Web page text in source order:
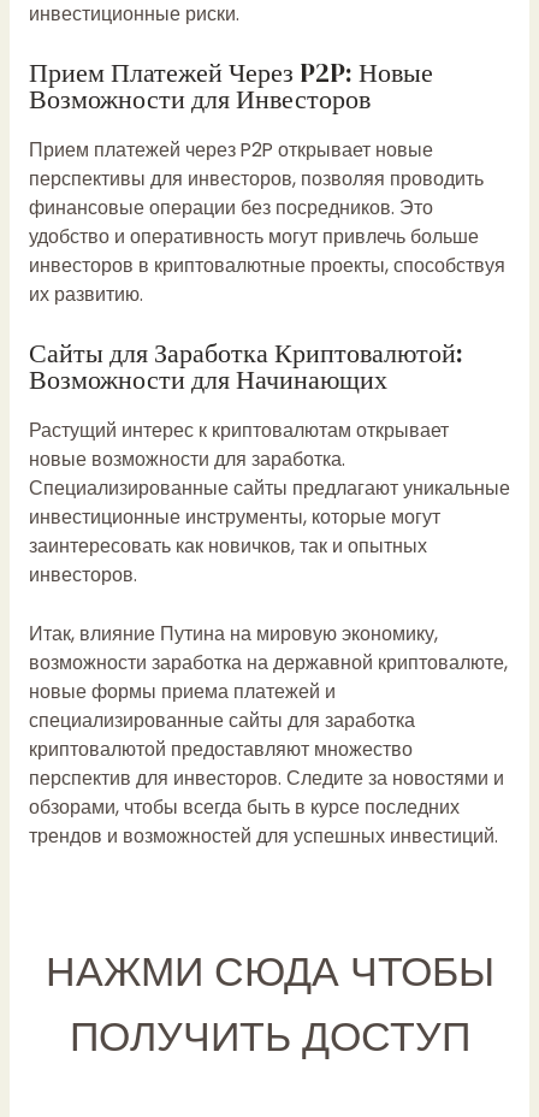
инвестиционные риски.
Прием Платежей Через P2P: Новые
Возможности для Инвесторов
Прием платежей через P2P открывает новые
перспективы для инвесторов, позволяя проводить
финансовые операции без посредников. Это
удобство и оперативность могут привлечь больше
инвесторов в криптовалютные проекты, способствуя
их развитию.
Сайты для Заработка Криптовалютой:
Возможности для Начинающих
Растущий интерес к криптовалютам открывает
новые возможности для заработка.
Специализированные сайты предлагают уникальные
инвестиционные инструменты, которые могут
заинтересовать как новичков, так и опытных
инвесторов.
Итак, влияние Путина на мировую экономику,
возможности заработка на державной криптовалюте,
новые формы приема платежей и
специализированные сайты для заработка
криптовалютой предоставляют множество
перспектив для инвесторов. Следите за новостями и
обзорами, чтобы всегда быть в курсе последних
трендов и возможностей для успешных инвестиций.
НАЖМИ СЮДА ЧТОБЫ
ПОЛУЧИТЬ ДОСТУП